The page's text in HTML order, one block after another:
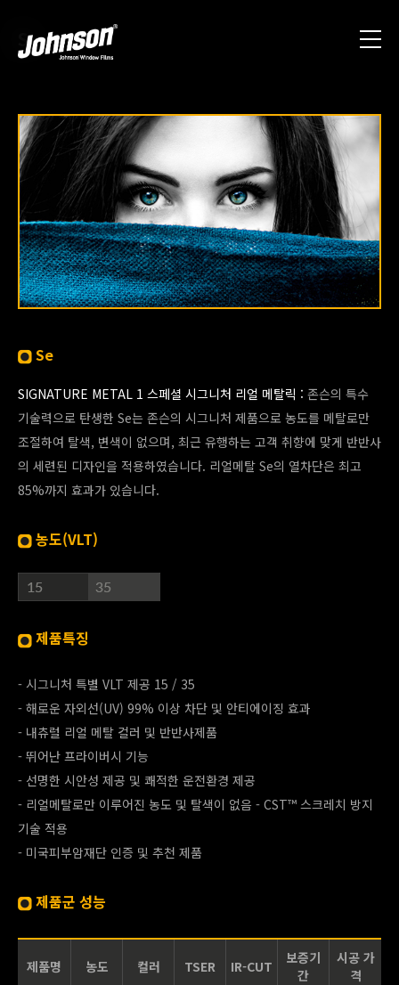
S
Se
SIGNATURE METAL 1 스페셜 시그니처 리얼 메탈릭 : 존슨의 특수
기술력으로 탄생한 Se는 존슨의 시그니처 제품으로 농도를 메탈로만
조절하여 탈색, 변색이 없으며, 최근 유행하는 고객 취향에 맞게 반반사
의 세련된 디자인을 적용하였습니다. 리얼메탈 Se의 열차단은 최고
85%까지 효과가 있습니다.
농도(VLT)
제품특징
- 시그니처 특별 VLT 제공 15 / 35
- 해로운 자외선(UV) 99% 이상 차단 및 안티에이징 효과
- 내츄럴 리얼 메탈 컬러 및 반반사제품
- 뛰어난 프라이버시 기능
- 선명한 시안성 제공 및 쾌적한 운전환경 제공
- 리얼메탈로만 이루어진 농도 및 탈색이 없음 - CST™ 스크레치 방지
기술 적용
- 미국피부암재단 인증 및 추천 제품
제품군 성능
제품명 농도 컬러 TSER IR-CUT
보증기
간
시공 가
격